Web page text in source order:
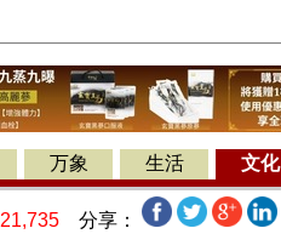
万象 生活 文化
21,735 分享：